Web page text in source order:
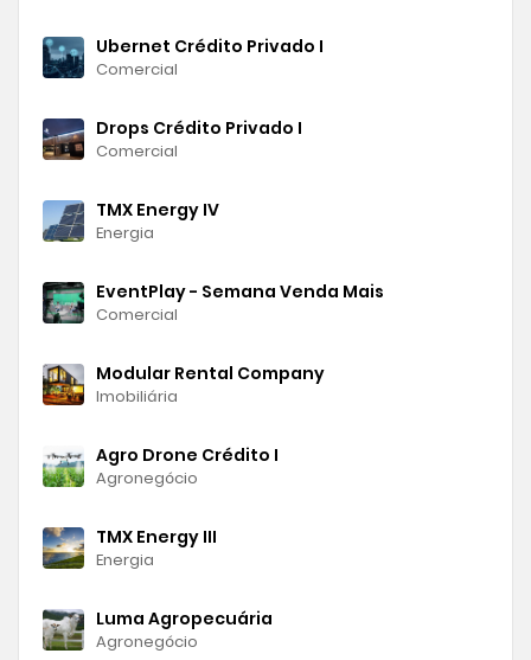
Ubernet Crédito Privado I
Comercial
Drops Crédito Privado I
Comercial
TMX Energy IV
Energia
EventPlay - Semana Venda Mais
Comercial
Modular Rental Company
Imobiliária
Agro Drone Crédito I
Agronegócio
TMX Energy III
Energia
Luma Agropecuária
Agronegócio